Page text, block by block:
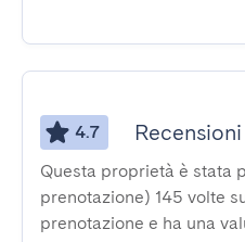
4.7 Recensioni
Questa proprietà è stata
prenotazione) 145 volte
prenotazione e ha una